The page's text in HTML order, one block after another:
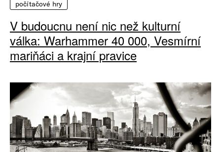
počítačové hry
V budoucnu není nic než kulturní
válka: Warhammer 40 000, Vesmírní
mariňáci a krajní pravice